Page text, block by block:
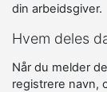
din arbeidsgiver.
Hvem deles
Når du melder
registrere navn,